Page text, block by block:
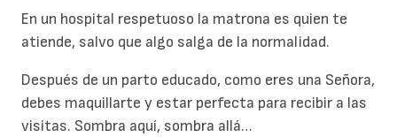
En un hospital respetuoso la matrona es quien te
atiende, salvo que algo salga de la normalidad.
Después de un parto educado, como eres una Señora,
debes maquillarte y estar perfecta para recibir a las
visitas. Sombra aquí, sombra allá…